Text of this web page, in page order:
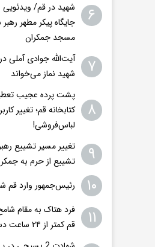
۶
شهید در قم/ ویدئویی
جایگاه پیکر مطهر
مسجد جمکران
۷
آیت‌الله جوادی آملی
شهید نماز می‌خواند
۸
پشت پرده عجیب
کتابخانه قم؛ تغییر
لباس‌فروشی!
۹
تغییر مسیر تشییع
تشییع از حرم به
۱۰ رئیس‌جمهور وارد قم
۱۱
فرد هتاک به مقام
قم کمتر از ۲۴ ساعت دستگیر شد